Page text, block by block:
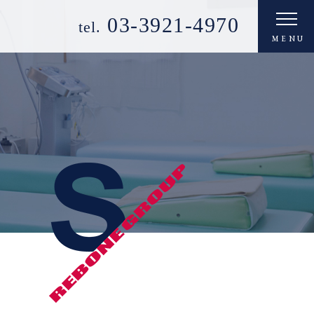
tel. 03-3921-4970
MENU